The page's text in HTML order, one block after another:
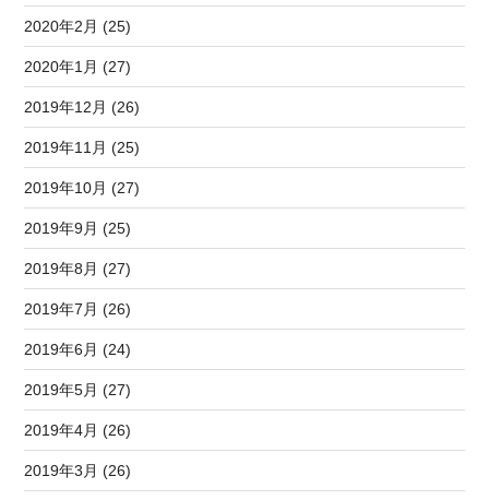
2020年2月 (25)
2020年1月 (27)
2019年12月 (26)
2019年11月 (25)
2019年10月 (27)
2019年9月 (25)
2019年8月 (27)
2019年7月 (26)
2019年6月 (24)
2019年5月 (27)
2019年4月 (26)
2019年3月 (26)